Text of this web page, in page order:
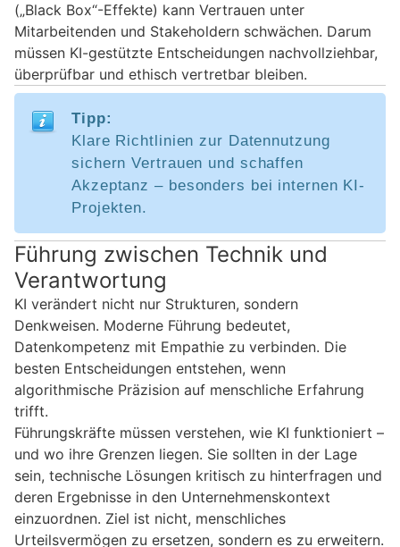
(„Black Box“-Effekte) kann Vertrauen unter
Mitarbeitenden und Stakeholdern schwächen. Darum
müssen KI-gestützte Entscheidungen nachvollziehbar,
überprüfbar und ethisch vertretbar bleiben.
Tipp:
Klare Richtlinien zur Datennutzung
sichern Vertrauen und schaffen
Akzeptanz – besonders bei internen KI-
Projekten.
Führung zwischen Technik und
Verantwortung
KI verändert nicht nur Strukturen, sondern
Denkweisen. Moderne Führung bedeutet,
Datenkompetenz mit Empathie zu verbinden. Die
besten Entscheidungen entstehen, wenn
algorithmische Präzision auf menschliche Erfahrung
trifft.
Führungskräfte müssen verstehen, wie KI funktioniert –
und wo ihre Grenzen liegen. Sie sollten in der Lage
sein, technische Lösungen kritisch zu hinterfragen und
deren Ergebnisse in den Unternehmenskontext
einzuordnen. Ziel ist nicht, menschliches
Urteilsvermögen zu ersetzen, sondern es zu erweitern.